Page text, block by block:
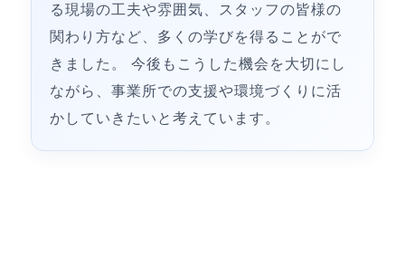
る現場の工夫や雰囲気、スタッフの皆様の
関わり方など、多くの学びを得ることがで
きました。 今後もこうした機会を大切にし
ながら、事業所での支援や環境づくりに活
かしていきたいと考えています。